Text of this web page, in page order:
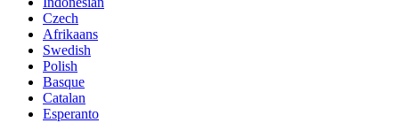
Czech
Afrikaans
Swedish
Polish
Basque
Catalan
Esperanto